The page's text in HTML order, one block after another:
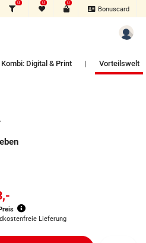
0 0 0
Bonuscard
Kombi: Digital & Print | Vorteilswelt
Lieferung